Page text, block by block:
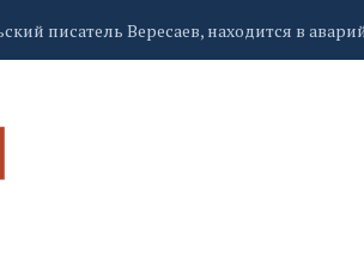
в укрепление единства народов России